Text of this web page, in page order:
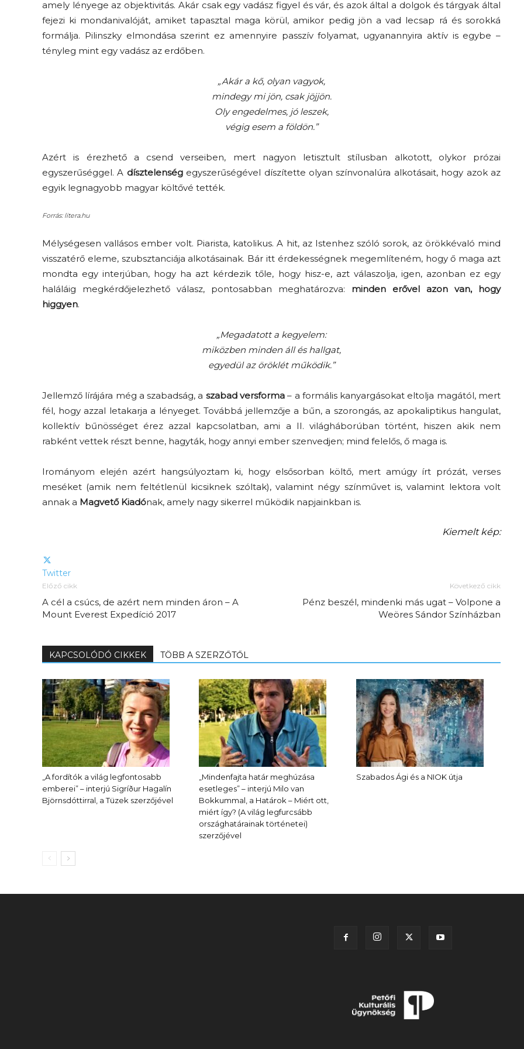
amely lényege az objektivitás. Akár csak egy vadász figyel és vár, és azok által a dolgok és tárgyak által
fejezi ki mondanivalóját, amiket tapasztal maga körül, amikor pedig jön a vad lecsap rá és sorokká
formálja. Pilinszky elmondása szerint ez amennyire passzív folyamat, ugyanannyira aktív is egybe –
tényleg mint egy vadász az erdőben.
„Akár a kő, olyan vagyok,
mindegy mi jön, csak jöjjön.
Oly engedelmes, jó leszek,
végig esem a földön.”
Azért is érezhető a csend verseiben, mert nagyon letisztult stílusban alkotott, olykor prózai
egyszerűséggel. A dísztelenségegyszerűségével díszítette olyan színvonalúra alkotásait, hogy azok az
egyik legnagyobb magyar költővé tették.
Forrás: litera.hu
Mélységesen vallásos ember volt. Piarista, katolikus. A hit, az Istenhez szóló sorok, az örökkévaló mind
visszatérő eleme, szubsztanciája alkotásainak. Bár itt érdekességnek megemlíteném, hogy ő maga azt
mondta egy interjúban, hogy ha azt kérdezik tőle, hogy hisz-e, azt válaszolja, igen, azonban ez egy
haláláig megkérdőjelezhető válasz, pontosabban meghatározva: minden erővel azon van, hogy
higgyen.
„Megadatott a kegyelem:
miközben minden áll és hallgat,
egyedül az öröklét működik.”
Jellemző lírájára még a szabadság, a szabad versforma – a formális kanyargásokat eltolja magától, mert
fél, hogy azzal letakarja a lényeget. Továbbá jellemzője a bűn, a szorongás, az apokaliptikus hangulat,
kollektív bűnösséget érez azzal kapcsolatban, ami a II. világháborúban történt, hiszen akik nem
rabként vettek részt benne, hagyták, hogy annyi ember szenvedjen; mind felelős, ő maga is.
Irományom elején azért hangsúlyoztam ki, hogy elsősorban költő, mert amúgy írt prózát, verses
meséket (amik nem feltétlenül kicsiknek szóltak), valamint négy színművet is, valamint lektora volt
annak a Magvető Kiadónak, amely nagy sikerrel működik napjainkban is.
Kiemelt kép:
Twitter
Előző cikk
A cél a csúcs, de azért nem minden áron – A
Mount Everest Expedíció 2017
Következő cikk
Pénz beszél, mindenki más ugat – Volpone a
Weöres Sándor Színházban
KAPCSOLÓDÓ CIKKEK TÖBB A SZERZŐTŐL
„A fordítók a világ legfontosabb
emberei” – interjú Sigríður Hagalín
Björnsdóttirral, a Tüzek szerzőjével
„Mindenfajta határ meghúzása
esetleges” – interjú Milo van
Bokkummal, a Határok – Miért ott,
miért így? (A világ legfurcsább
országhatárainak történetei)
szerzőjével
Szabados Ági és a NIOK útja
unatkozás képességét? –
Trashről és lélekről
S03E02 premier
Az f21-re költözik a
Trashről és lélekről –
Amurpodcast